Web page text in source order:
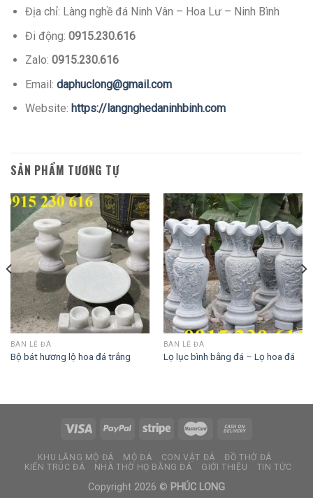
Địa chỉ: Làng nghề đá Ninh Vân – Hoa Lư – Ninh Bình
Đi động: 0915.230.616
Zalo: 0915.230.616
Email: daphuclong@gmail.com
Website: https://langnghedaninhbinh.com
SẢN PHẨM TƯƠNG TỰ
BÀN LỄ ĐÁ
Bộ bát hương lộ hoa đá trắng
BÀN LỄ ĐÁ
Lọ lục bình bằng đá – Lọ hoa đá
KHU LĂNG MỘ ĐÁ MỘ ĐÁ CON VẬT ĐÁ
ĐỒ THỜ ĐÁ
KIẾN TRÚC ĐÁ
NHÀ THỜ HỌ BẰNG ĐÁ GIỚI THIỆU TIN TỨC
Copyright 2026 © PHÚC LONG